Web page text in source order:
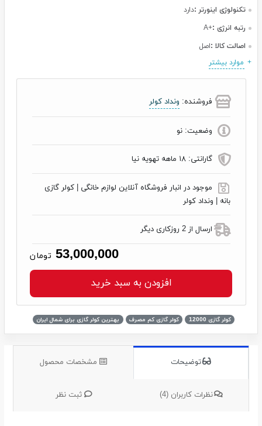
تکنولوژی اینورتر :دارد
رتبه انرژی :+A
اصالت کالا :اصل
موارد بیشتر
فروشنده: ونداد کولر
وضعیت: نو
گارانتی: ۱۸ ماهه تهویه نیا
موجود در انبار فروشگاه آنلاین لوازم خانگی | کولر گازی
بانه | ونداد کولر
ارسال از 2 روزکاری دیگر
53,000,000 تومان
افزودن به سبد خرید
کولر گازی 12000 کولر گازی کم مصرف بهترین کولر گازی برای شمال ایران
توضیحات مشخصات محصول
نظرات کاربران (4) ثبت نظر